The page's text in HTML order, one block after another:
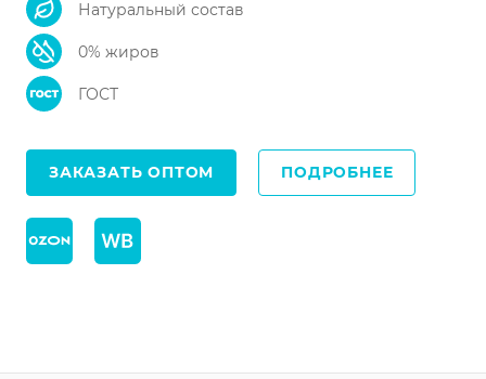
Натуральный состав
0% жиров
ГОСТ
ЗАКАЗАТЬ ОПТОМ ПОДРОБНЕЕ